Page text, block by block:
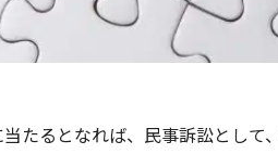
たるとなれば、民事訴訟として